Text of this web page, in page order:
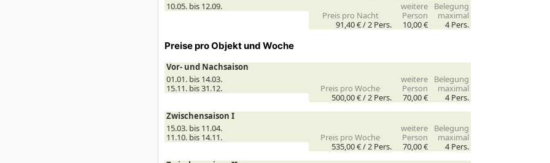
10.05. bis 12.09.
Preis pro Nacht
weitere
Person
Belegung
maximal
91,40 € /2 Pers. 10,00 € 4 Pers.
Preise pro Objekt und Woche
Vor- und Nachsaison
01.01. bis 14.03.
weitere
Person
Belegung
maximal
15.11. bis 31.12.
Preis pro Woche
500,00 € /2 Pers. 70,00 €
4 Pers.
Zwischensaison I
15.03. bis 11.04.
weitere
Person
Belegung
maximal
11.10. bis 14.11.
Preis pro Woche
535,00 € /2 Pers. 70,00 €
4 Pers.